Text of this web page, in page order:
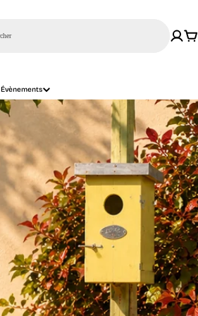
Évènements